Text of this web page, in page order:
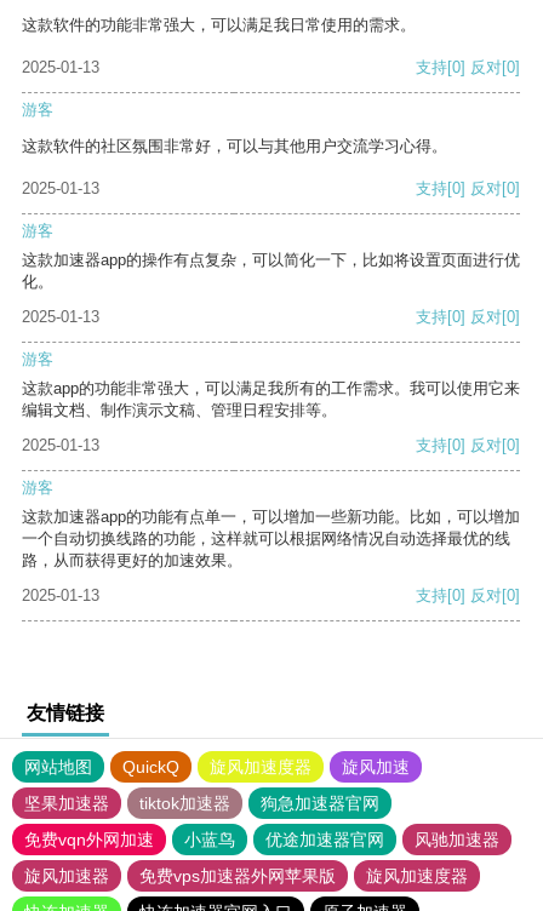
这款软件的功能非常强大，可以满足我日常使用的需求。
2025-01-13 支持[0] 反对[0]
游客
这款软件的社区氛围非常好，可以与其他用户交流学习心得。
2025-01-13 支持[0] 反对[0]
游客
这款加速器app的操作有点复杂，可以简化一下，比如将设置页面进行优
化。
2025-01-13
支持[0] 反对[0]
游客
这款app的功能非常强大，可以满足我所有的工作需求。我可以使用它来
编辑文档、制作演示文稿、管理日程安排等。
2025-01-13
支持[0] 反对[0]
游客
这款加速器app的功能有点单一，可以增加一些新功能。比如，可以增加
一个自动切换线路的功能，这样就可以根据网络情况自动选择最优的线
路，从而获得更好的加速效果。
2025-01-13
支持[0] 反对[0]
友情链接
网站地图 QuickQ 旋风加速度器
旋风加速
坚果加速器
tiktok加速器
狗急加速器官网
免费vqn外网加速
小蓝鸟 优途加速器官网
风驰加速器
旋风加速器
免费vps加速器外网苹果版
旋风加速度器